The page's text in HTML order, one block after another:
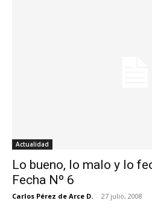
Actualidad
Lo bueno, lo malo y lo
Fecha Nº 6
Carlos Pérez de Arce D. - 27 julio, 2008